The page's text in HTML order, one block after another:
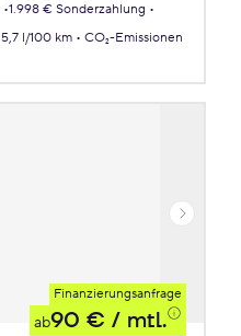
1.998 € Sonderzahlung
5,7 l/100 km
CO₂-Emissionen
Finanzierungsanfrage
ab90 € / mtl.